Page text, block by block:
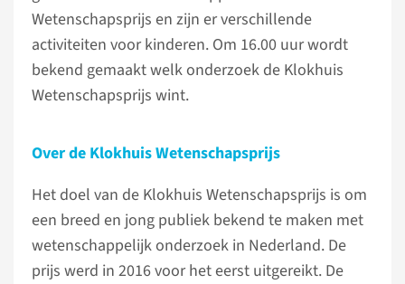
Wetenschapsprijs en zijn er verschillende
activiteiten voor kinderen. Om 16.00 uur wordt
bekend gemaakt welk onderzoek de Klokhuis
Wetenschapsprijs wint.
Over de Klokhuis Wetenschapsprijs
Het doel van de Klokhuis Wetenschapsprijs is om
een breed en jong publiek bekend te maken met
wetenschappelijk onderzoek in Nederland. De
prijs werd in 2016 voor het eerst uitgereikt. De